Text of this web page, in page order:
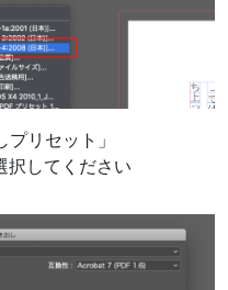
リセット」
択してください